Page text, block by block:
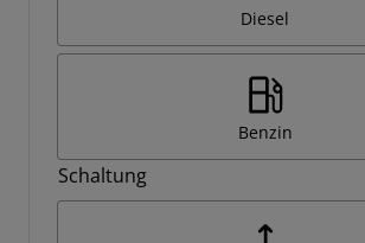
Diesel
Benzin
Schaltung